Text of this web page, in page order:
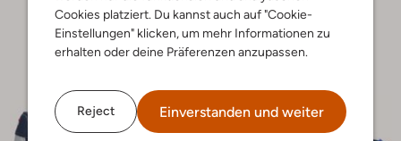
Cookies platziert. Du kannst auch auf "Cookie-
Einstellungen" klicken, um mehr Informationen zu
erhalten oder deine Präferenzen anzupassen.
Reject Einverstanden und weiter